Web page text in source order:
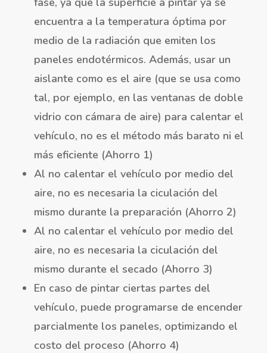
encuentra a la temperatura óptima por
medio de la radiación que emiten los
paneles endotérmicos. Además, usar un
aislante como es el aire (que se usa como
tal, por ejemplo, en las ventanas de doble
vidrio con cámara de aire) para calentar el
vehículo, no es el método más barato ni el
más eficiente (Ahorro 1)
Al no calentar el vehículo por medio del
aire, no es necesaria la ciculación del
mismo durante la preparación (Ahorro 2)
Al no calentar el vehículo por medio del
aire, no es necesaria la ciculación del
mismo durante el secado (Ahorro 3)
En caso de pintar ciertas partes del
vehículo, puede programarse de encender
parcialmente los paneles, optimizando el
costo del proceso (Ahorro 4)